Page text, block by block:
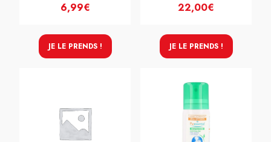
6,99€
JE LE PRENDS !
22,00€
JE LE PRENDS !